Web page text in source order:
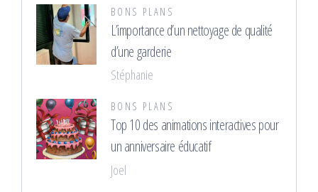
BONS PLANS
L’importance d’un nettoyage de qualité
d’une garderie
Stéphanie
BONS PLANS
Top 10 des animations interactives pour
un anniversaire éducatif
Joel